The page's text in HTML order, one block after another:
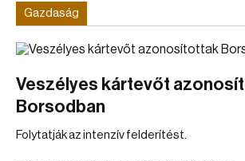
Gazdaság
Veszélyes kártevőt
Borsodban
Folytatják az intenzív felderítést.